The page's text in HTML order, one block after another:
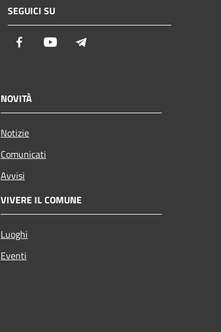
SEGUICI SU
Facebook Youtube
NOVITÀ
Notizie
Comunicati
Avvisi
VIVERE IL COMUNE
Luoghi
Eventi